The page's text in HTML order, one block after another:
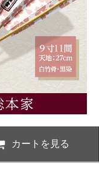
カートを見る